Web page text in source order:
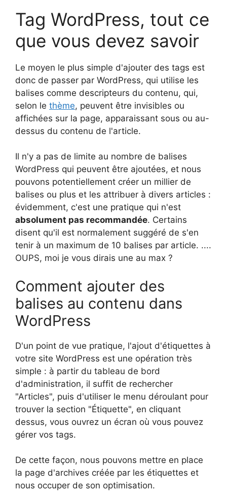
Tag WordPress, tout ce
que vous devez savoir
Le moyen le plus simple d'ajouter des tags est
donc de passer par WordPress, qui utilise les
balises comme descripteurs du contenu, qui,
selon le thème, peuvent être invisibles ou
affichées sur la page, apparaissant sous ou au-
dessus du contenu de l'article.
Il n'y a pas de limite au nombre de balises
WordPress qui peuvent être ajoutées, et nous
pouvons potentiellement créer un millier de
balises ou plus et les attribuer à divers articles :
évidemment, c'est une pratique qui n'est
absolument pas recommandée. Certains
disent qu'il est normalement suggéré de s'en
tenir à un maximum de 10 balises par article. ....
OUPS, moi je vous dirais une au max ?
Comment ajouter des
balises au contenu dans
WordPress
D'un point de vue pratique, l'ajout d'étiquettes à
votre site WordPress est une opération très
simple : à partir du tableau de bord
d'administration, il suffit de rechercher
"Articles", puis d'utiliser le menu déroulant pour
trouver la section "Étiquette", en cliquant
dessus, vous ouvrez un écran où vous pouvez
gérer vos tags.
De cette façon, nous pouvons mettre en place
la page d'archives créée par les étiquettes et
nous occuper de son optimisation.